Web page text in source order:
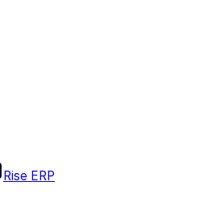
Rise ERP